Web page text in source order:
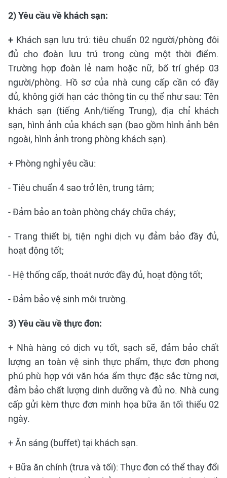
2) Yêu cầu về khách sạn:
+ Khách sạn lưu trú: tiêu chuẩn 02 người/phòng đôi
đủ cho đoàn lưu trú trong cùng một thời điểm.
Trường hợp đoàn lẻ nam hoặc nữ, bố trí ghép 03
người/phòng. Hồ sơ của nhà cung cấp cần có đầy
đủ, không giới hạn các thông tin cụ thể như sau: Tên
khách sạn (tiếng Anh/tiếng Trung), địa chỉ khách
sạn, hình ảnh của khách sạn (bao gồm hình ảnh bên
ngoài, hình ảnh trong phòng khách sạn).
+ Phòng nghỉ yêu cầu:
- Tiêu chuẩn 4 sao trở lên, trung tâm;
- Đảm bảo an toàn phòng cháy chữa cháy;
- Trang thiết bị, tiện nghi dịch vụ đảm bảo đầy đủ,
hoạt động tốt;
- Hệ thống cấp, thoát nước đầy đủ, hoạt động tốt;
- Đảm bảo vệ sinh môi trường.
3) Yêu cầu về thực đơn:
+ Nhà hàng có dịch vụ tốt, sạch sẽ, đảm bảo chất
lượng an toàn vệ sinh thực phẩm, thực đơn phong
phú phù hợp với văn hóa ẩm thực đặc sắc từng nơi,
đảm bảo chất lượng dinh dưỡng và đủ no. Nhà cung
cấp gửi kèm thực đơn minh họa bữa ăn tối thiểu 02
ngày.
+ Ăn sáng (buffet) tại khách sạn.
+ Bữa ăn chính (trưa và tối): Thực đơn có thể thay đổi